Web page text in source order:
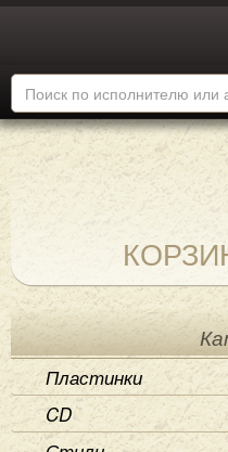
Пластинки
CD